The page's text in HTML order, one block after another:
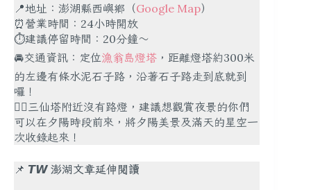
📍地址：澎湖縣西嶼鄉（Google Map）
⏰營業時間：24小時開放
⏱建議停留時間：20分鐘～
🚘交通資訊：定位漁翁島燈塔 ，距離燈塔約300米
的左邊有條水泥石子路，沿著石子路走到底就到
囉！
✍🏻三仙塔附近沒有路燈，建議想觀賞夜景的你們
可以在夕陽時段前來，將夕陽美景及滿天的星空一
次收錄起來！
📌 𝙏𝙒 澎湖文章延伸閱讀